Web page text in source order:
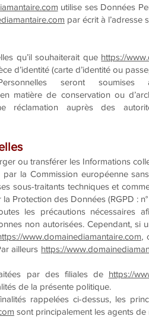
utilise ses Données
par écrit à l’adresse
qu’il souhaiterait que https://
d’identité (carte d’identité ou
seront
matière de conservation ou
réclamation auprès des
ou transférer les Informations
la Commission européenne
sous-traitants techniques et
Protection des Données (RGPD :
les précautions nécessaires
non autorisées. Cependant, si
www.domainediamantaire.com,
ailleurs https://
par des filiales de https://
de la présente politique.
rappelées ci-dessus, les
sont principalement les agents de